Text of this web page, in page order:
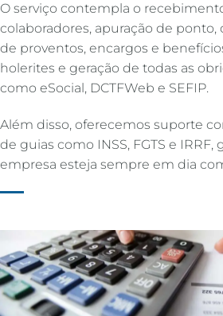
O serviço contempla o
colaboradores, apuração de
de proventos, encargos e
holerites e geração de todas as
como eSocial, DCTFWeb e SEFIP.
Além disso, oferecemos suporte
de guias como INSS, FGTS e
empresa esteja sempre em dia